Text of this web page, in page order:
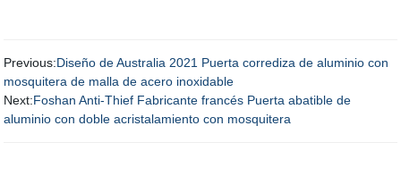
Previous:Diseño de Australia 2021 Puerta corrediza de aluminio con
mosquitera de malla de acero inoxidable
Next:Foshan Anti-Thief Fabricante francés Puerta abatible de
aluminio con doble acristalamiento con mosquitera